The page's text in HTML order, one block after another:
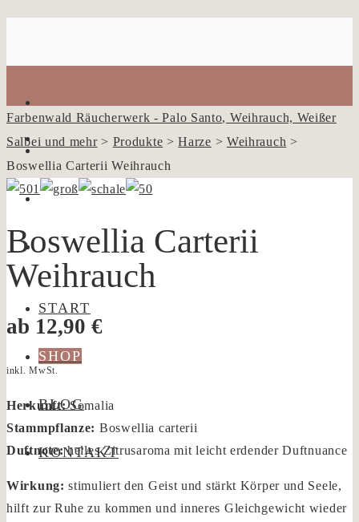
START
SHOP
BLOG
KONTAKT
Farbenwald Räucherwerk - Palo Santo, Weihrauch, Weißer
Salbei und mehr> Produkte >Harze > Weihrauch >
Boswellia Carterii Weihrauch
Boswellia Carterii
Weihrauch
ab 12,90 €
inkl. MwSt.
Herkunft:Somalia
Stammpflanze: Boswellia carterii
Duftnote:helles Zitrusaroma mit leicht erdender Duftnuance
Wirkung: stimuliert den Geist und stärkt Körper und Seele,
hilft zur Ruhe zu kommen und inneres Gleichgewicht wieder